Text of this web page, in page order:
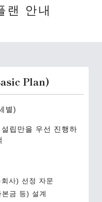
랜 안내
Plan)
별)
립만을 우선 진행하
사) 선정 자문
금 등) 설계